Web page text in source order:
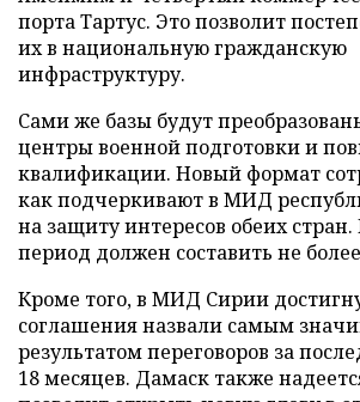
порта Тартус. Это позволит
их в национальную гражданскую
инфраструктуру.
Сами же базы будут
центры военной подготовки и
квалификации. Новый формат
как подчеркивают в МИД
на защиту интересов обеих
период должен составить не
Кроме того, в МИД Сирии
соглашения назвали самым
результатом переговоров за
18 месяцев. Дамаск также